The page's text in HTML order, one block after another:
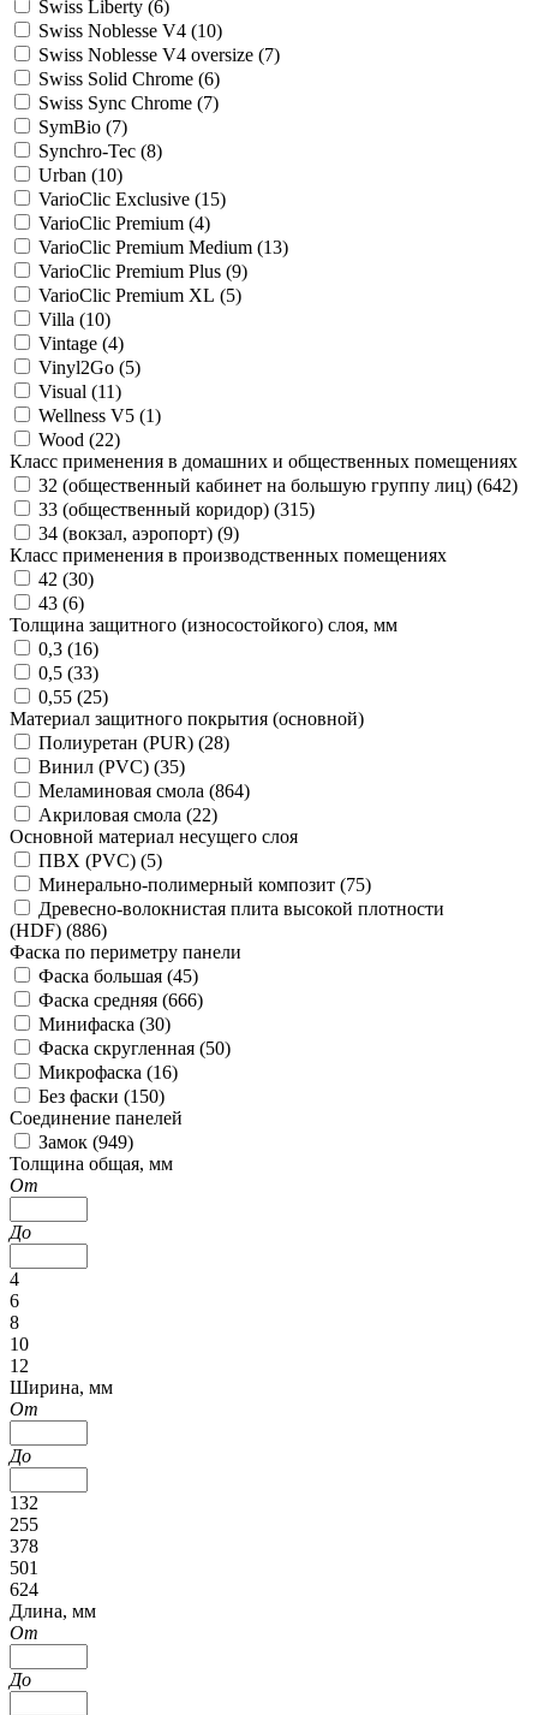
Swiss Liberty (6)
Swiss Noblesse V4 (10)
Swiss Noblesse V4 oversize (7)
Swiss Solid Chrome (6)
Swiss Sync Chrome (7)
SymBio (7)
Synchro-Tec (8)
Urban (10)
VarioClic Exclusive (15)
VarioClic Premium (4)
VarioClic Premium Medium (13)
VarioClic Premium Plus (9)
VarioClic Premium XL (5)
Villa (10)
Vintage (4)
Vinyl2Go (5)
Visual (11)
Wellness V5 (1)
Wood (22)
Класс применения в домашних и общественных помещениях
32 (общественный кабинет на большую группу лиц) (642)
33 (общественный коридор) (315)
34 (вокзал, аэропорт) (9)
Класс применения в производственных помещениях
42 (30)
43 (6)
Толщина защитного (износостойкого) слоя, мм
0,3 (16)
0,5 (33)
0,55 (25)
Материал защитного покрытия (основной)
Полиуретан (PUR) (28)
Винил (PVC) (35)
Меламиновая смола (864)
Акриловая смола (22)
Основной материал несущего слоя
ПВХ (PVC) (5)
Минерально-полимерный композит (75)
Древесно-волокнистая плита высокой плотности
(HDF) (886)
Фаска по периметру панели
Фаска большая (45)
Фаска средняя (666)
Минифаска (30)
Фаска скругленная (50)
Микрофаска (16)
Без фаски (150)
Соединение панелей
Замок (949)
Толщина общая, мм
От
До
4
6
8
10
12
Ширина, мм
От
До
132
255
378
501
624
Длина, мм
От
До